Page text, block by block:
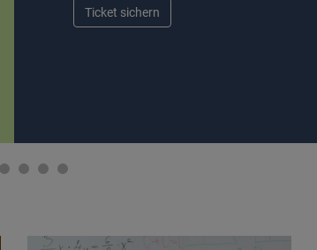
Ticket sichern